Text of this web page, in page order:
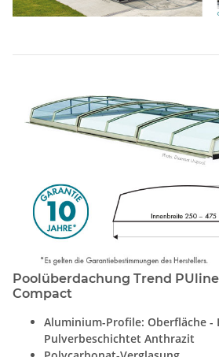
Poolüberdachung Trend PUline
Compact
Aluminium-Profile: Oberfläche -
Pulverbeschichtet Anthrazit